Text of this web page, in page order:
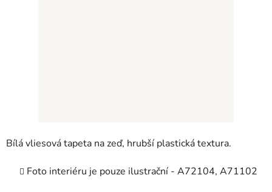
Bílá vliesová tapeta na zeď, hrubší plastická textura.
Foto interiéru je pouze ilustrační - A72104, A71102